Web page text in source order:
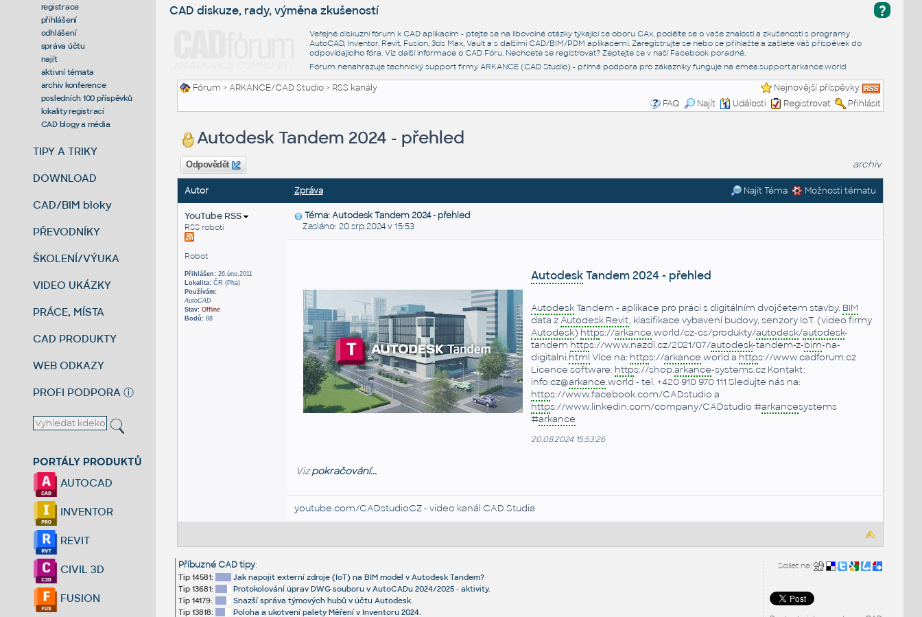
registrace
přihlášení
odhlášení
správa účtu
najít
aktivní témata
archiv konference
posledních 100 příspěvků
lokality registrací
CAD blogy a média
TIPY A TRIKY
DOWNLOAD
CAD/BIM bloky
PŘEVODNÍKY
ŠKOLENÍ/VÝUKA
VIDEO UKÁZKY
PRÁCE, MÍSTA
CAD PRODUKTY
WEB ODKAZY
PROFI PODPORA ⓘ
PORTÁLY PRODUKTŮ
AUTOCAD
INVENTOR
REVIT
CIVIL 3D
FUSION
?
CAD diskuze, rady, výměna zkušeností
Veřejné diskuzní fórum k CAD aplikacím - ptejte se na libovolné otázky týkající se oboru CAx, podělte se o vaše znalosti a zkušenosti s programy
AutoCAD, Inventor, Revit, Fusion, 3ds Max, Vault a s dalšími CAD/BIM/PDM aplikacemi. Zaregistrujte se nebo se přihlašte a zašlete váš příspěvek do
odpovídajícího fóra. Viz další informace o CAD Fóru. Nechcete se registrovat? Zeptejte se v naší Facebook poradně.
Fórum nenahrazuje technický support firmy ARKANCE (CAD Studio) - přímá podpora pro zákazníky funguje na emea.support.arkance.world
Fórum >ARKANCE/CAD Studio> RSS kanály
Nejnovější příspěvky
FAQ
Najít Události Registrovat Přihlásit
Autodesk Tandem 2024 - přehled
Odpovědět archiv
Autor Zpráva Najít Téma Možnosti tématu
YouTube RSS
RSS roboti
Robot
Přihlášen:26.úno.2011
Lokalita:ČR (Pha)
Používám:
AutoCAD
Stav: Offline
Bodů:88
Téma: Autodesk Tandem 2024 - přehled
Zasláno: 20.srp.2024 v 15:53
AutodeskTandem 2024 - přehled
AutodeskTandem - aplikace pro práci s digitálním dvojčetem stavby. BIM
data zAutodesk Revit, klasifikace vybavení budovy, senzory IoT. (video firmy
Autodesk) https://arkance.world/cz-cs/produkty/autodesk/autodesk-
tandem https://www.nazdi.cz/2021/07/autodesk-tandem-z-bim-na-
digitalni.html Více na: https://arkance.world a https://www.cadforum.cz
Licence software: https://shop.arkance-systems.cz Kontakt:
info.cz@arkance.world - tel. +420 910 970 111 Sledujte nás na:
https://www.facebook.com/CADstudio a
https://www.linkedin.com/company/CADstudio #arkancesystems
#arkance
20.08.2024 15:53:26
Vizpokračování...
youtube.com/CADstudioCZ- video kanál CAD Studia
Sdílet na:
Příbuzné CAD tipy:
Tip 14581:
Jak napojit externí zdroje (IoT) na BIM model v Autodesk Tandem?
Tip 13681:
Protokolování úprav DWG souboru v AutoCADu 2024/2025 - aktivity.
Tip 14179:
Snazší správa týmových hubů v účtu Autodesk.
Tip 13818:
Poloha a ukotvení palety Měření v Inventoru 2024.